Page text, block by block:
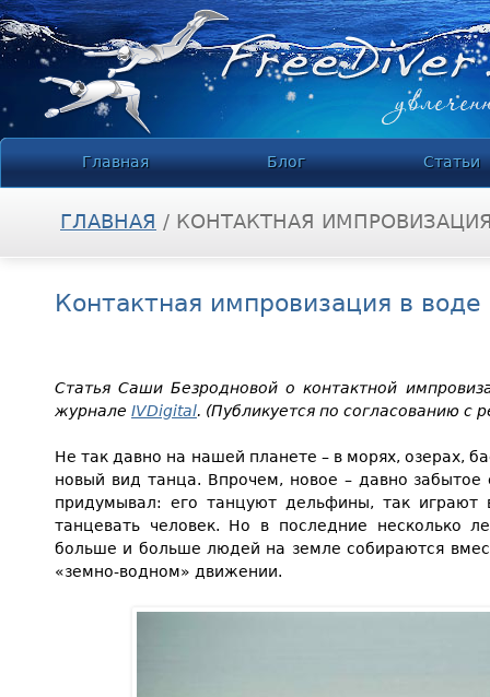
Jump to navigation
ВЫ ЗДЕСЬ
ГЛАВНАЯ / КОНТАКТНАЯ
Контактная импровизация в воде
Статья Саши Безродновой о контактной
журнале IVDigital. (Публикуется по согласованию с
Не так давно на нашей планете – в морях, озерах,
новый вид танца. Впрочем, новое – давно забытое
придумывал: его танцуют дельфины, так играют
танцевать человек. Но в последние несколько
больше и больше людей на земле собираются
«земно-водном» движении.
Главная Блог Статьи